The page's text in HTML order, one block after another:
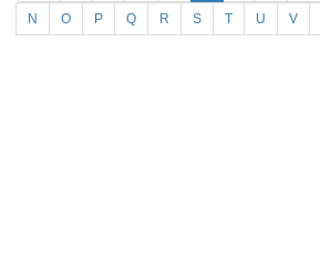
N O P Q R S T U V